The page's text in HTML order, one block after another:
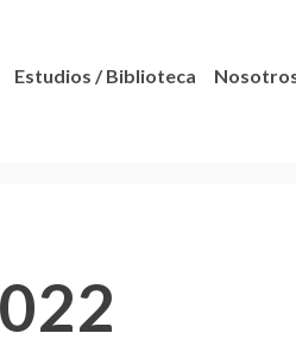
Estudios / Biblioteca